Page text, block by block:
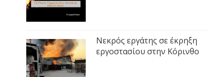
Νεκρός εργάτης σε έκρηξη
εργοστασίου στην Κόρινθο